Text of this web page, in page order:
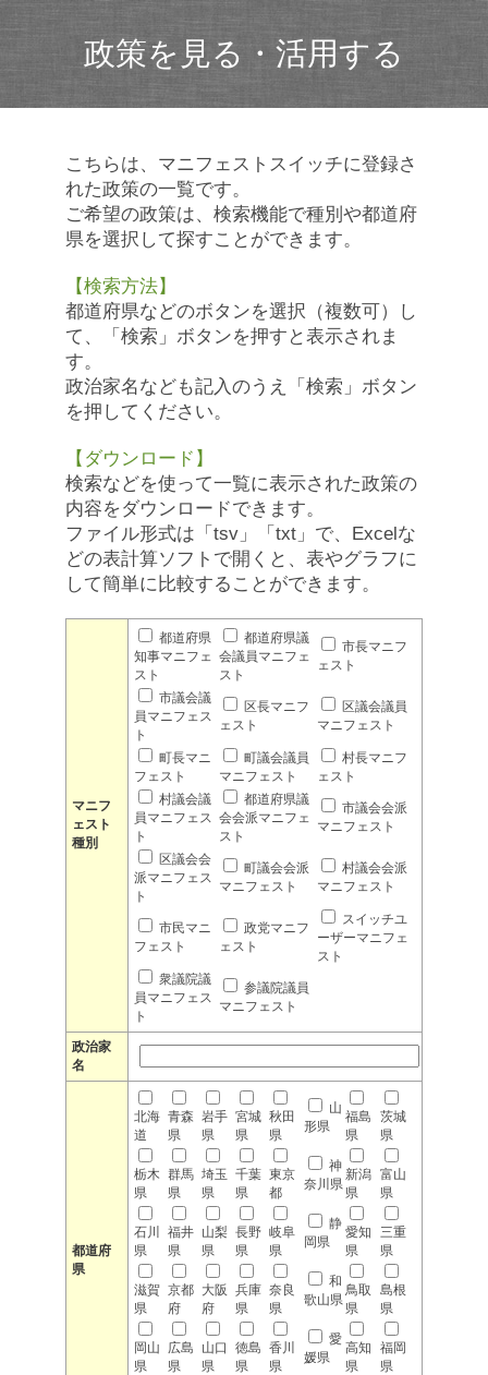
政策を見る・活用する
こちらは、マニフェストスイッチに登録さ
れた政策の一覧です。
ご希望の政策は、検索機能で種別や都道府
県を選択して探すことができます。
【検索方法】
都道府県などのボタンを選択（複数可）し
て、「検索」ボタンを押すと表示されま
す。
政治家名なども記入のうえ「検索」ボタン
を押してください。
【ダウンロード】
検索などを使って一覧に表示された政策の
内容をダウンロードできます。
ファイル形式は「tsv」「txt」で、Excelな
どの表計算ソフトで開くと、表やグラフに
して簡単に比較することができます。
マニフ
ェスト
種別
都道府県
知事マニフェ
スト
都道府県議
会議員マニフェ
スト
市長マニフ
ェスト
市議会議
員マニフェス
ト
区長マニフ
ェスト
区議会議員
マニフェスト
町長マニ
フェスト
町議会議員
マニフェスト
村長マニフ
ェスト
村議会議
員マニフェス
ト
都道府県議
会会派マニフェ
スト
市議会会派
マニフェスト
区議会会
派マニフェス
ト
町議会会派
マニフェスト
村議会会派
マニフェスト
市民マニ
フェスト
政党マニフ
ェスト
スイッチユ
ーザーマニフェ
スト
衆議院議
員マニフェス
ト
参議院議員
マニフェスト
政治家
名
都道府
県
北海
道
青森
県
岩手
県
宮城
県
秋田
県
山
形県
福島
県
茨城
県
栃木
県
群馬
県
埼玉
県
千葉
県
東京
都
神
奈川県
新潟
県
富山
県
石川
県
福井
県
山梨
県
長野
県
岐阜
県
静
岡県
愛知
県
三重
県
滋賀
県
京都
府
大阪
府
兵庫
県
奈良
県
和
歌山県
鳥取
県
島根
県
岡山
県
広島
県
山口
県
徳島
県
香川
県
愛
媛県
高知
県
福岡
県